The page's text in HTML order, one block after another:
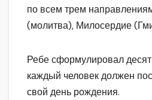
по всем трем
(молитва), Милосердие
Ребе сформулировал
каждый человек должен
свой день рождения.